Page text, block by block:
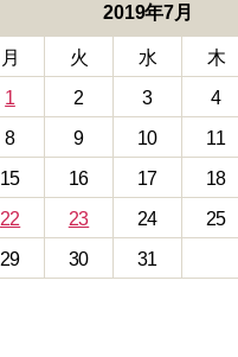
2019年7月
月 火 水 木
1
2 3 4
8 9 10 11
15 16 17 18
22 23 24 25
29 30 31